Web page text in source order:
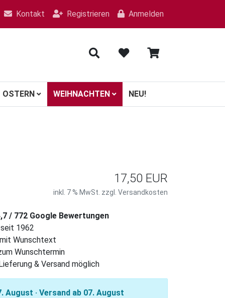
Kontakt Registrieren Anmelden
OSTERN WEIHNACHTEN NEU!
17,50 EUR
inkl. 7 % MwSt. zzgl. Versandkosten
/ 772 Google Bewertungen
1962
Wunschtext
Wunschtermin
& Versand möglich
August · Versand ab 07. August